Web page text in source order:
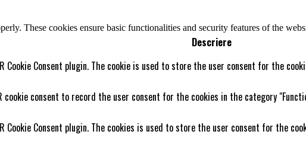
These cookies ensure basic functionalities and security features of the
Descriere
Cookie Consent plugin. The cookie is used to store the user consent for the
cookie consent to record the user consent for the cookies in the category
Cookie Consent plugin. The cookies is used to store the user consent for the